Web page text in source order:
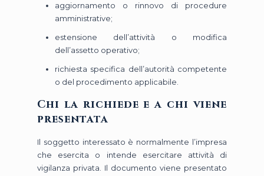
aggiornamento o rinnovo di procedure
amministrative;
estensione dell’attività o modifica
dell’assetto operativo;
richiesta specifica dell’autorità competente
o del procedimento applicabile.
Chi la richiede e a chi viene
presentata
Il soggetto interessato è normalmente l’impresa
che esercita o intende esercitare attività di
vigilanza privata. Il documento viene presentato